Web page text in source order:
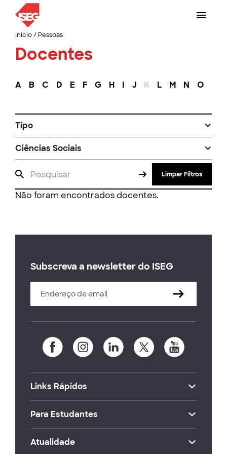
Início/ Pessoas
Docentes
A B C D E F G H I J K L M N O
Tipo
Ciências Sociais
Limpar Filtros
Não foram encontrados docentes.
Subscreva a newsletter do ISEG
Links Rápidos
Para Estudantes
Atualidade